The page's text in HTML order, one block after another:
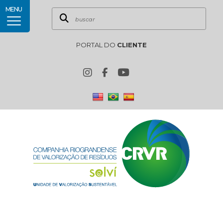
PORTAL DO CLIENTE
MENU